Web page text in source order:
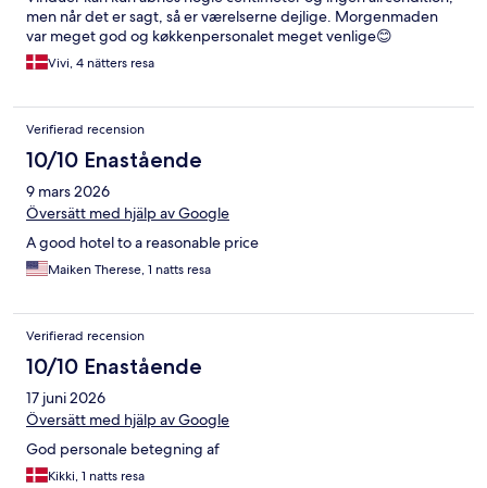
men når det er sagt, så er værelserne dejlige. Morgenmaden
var meget god og køkkenpersonalet meget venlige😊
Vivi, 4 nätters resa
Verifierad recension
10/10 Enastående
9 mars 2026
Översätt med hjälp av Google
A good hotel to a reasonable price
Maiken Therese, 1 natts resa
Verifierad recension
10/10 Enastående
17 juni 2026
Översätt med hjälp av Google
God personale betegning af
Kikki, 1 natts resa